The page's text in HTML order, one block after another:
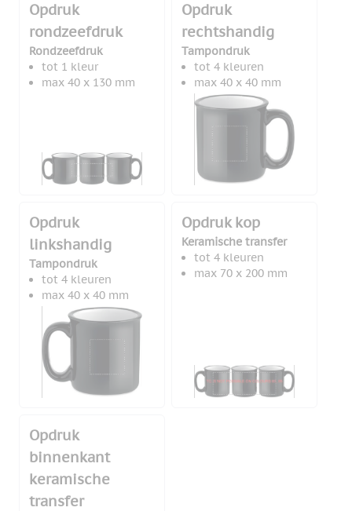
Opdruk
rondzeefdruk
Rondzeefdruk
tot 1 kleur
max 40 x 130 mm
Opdruk
rechtshandig
Tampondruk
tot 4 kleuren
max 40 x 40 mm
Opdruk
linkshandig
Tampondruk
tot 4 kleuren
max 40 x 40 mm
Opdruk kop
Keramische transfer
tot 4 kleuren
max 70 x 200 mm
Opdruk
binnenkant
keramische
transfer